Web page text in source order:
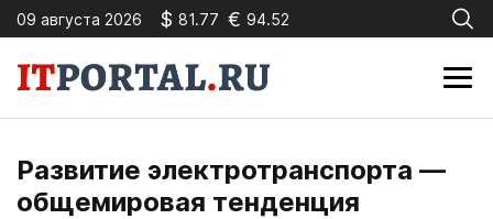
09 августа 2026 $ 81.77 € 94.52
Развитие электротранспорта —
общемировая тенденция